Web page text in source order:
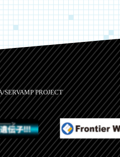
PROJECT